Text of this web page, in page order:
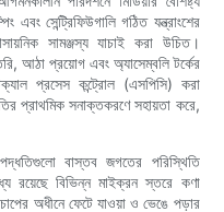
এবং সেন্ট্রিফিউগালি গঠিত যন্ত্রাংশের
সামঞ্জস্য যাচাই করা উচিত।
আঠা প্রয়োগ এবং অ্যাসেম্বলি টর্কের
প্রসেস কন্ট্রোল (এসপিসি) করা
প্রাথমিক সনাক্তকরণে সহায়তা করে,
বাস্তব জগতের পরিস্থিতি
রয়েছে বিভিন্ন মাইক্রন স্তরে কণা
অধীনে ফেটে যাওয়া ও ভেঙে পড়ার